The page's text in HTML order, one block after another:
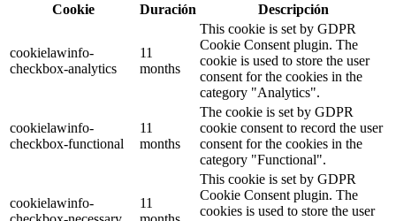
Cookie
Duración Descripción
cookielawinfo-
checkbox-analytics
11
months
This cookie is set by GDPR
Cookie Consent plugin. The
cookie is used to store the user
consent for the cookies in the
category "Analytics".
cookielawinfo-
checkbox-functional
11
months
The cookie is set by GDPR
cookie consent to record the user
consent for the cookies in the
category "Functional".
cookielawinfo-
11
This cookie is set by GDPR
Cookie Consent plugin. The
cookies is used to store the user